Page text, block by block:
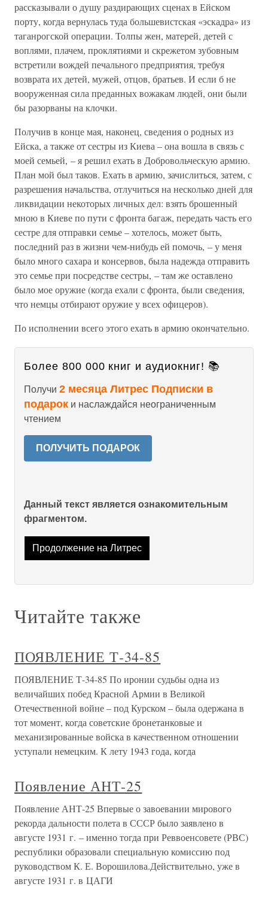
рассказывали о душу раздирающих сценах в Ейском
порту, когда вернулась туда большевистская «эскадра» из
таганрогской операции. Толпы жен, матерей, детей с
воплями, плачем, проклятиями и скрежетом зубовным
встретили вождей печального предприятия, требуя
возврата их детей, мужей, отцов, братьев. И если б не
вооруженная сила преданных вожакам людей, они были
бы разорваны на клочки.
Получив в конце мая, наконец, сведения о родных из
Ейска, а также от сестры из Киева – она вошла в связь с
моей семьей, – я решил ехать в Добровольческую армию.
План мой был таков. Ехать в армию, зачислиться, затем, с
разрешения начальства, отлучиться на несколько дней для
ликвидации некоторых личных дел: взять брошенный
мною в Киеве по пути с фронта багаж, передать часть его
сестре для отправки семье – хотелось, может быть,
последний раз в жизни чем-нибудь ей помочь, – у меня
было много сахара и консервов, была надежда отправить
это семье при посредстве сестры, – там же оставлено
было мое оружие (когда ехали с фронта, были сведения,
что немцы отбирают оружие у всех офицеров).
По исполнении всего этого ехать в армию окончательно.
Более 800 000 книг и аудиокниг! 📚
Получи 2 месяца Литрес Подписки в
подарок и наслаждайся неограниченным
чтением
ПОЛУЧИТЬ ПОДАРОК
Данный текст является ознакомительным
фрагментом.
Продолжение на Литрес
Читайте также
ПОЯВЛЕНИЕ Т-34-85
ПОЯВЛЕНИЕ Т-34-85 По иронии судьбы одна из
величайших побед Красной Армии в Великой
Отечественной войне – под Курском – была одержана в
тот момент, когда советские бронетанковые и
механизированные войска в качественном отношении
уступали немецким. К лету 1943 года, когда
Появление АНТ-25
Появление АНТ-25 Впервые о завоевании мирового
рекорда дальности полета в СССР было заявлено в
августе 1931 г. – именно тогда при Реввоенсовете (РВС)
республики образовали специальную комиссию под
руководством К. Е. Ворошилова.Действительно, уже в
августе 1931 г. в ЦАГИ